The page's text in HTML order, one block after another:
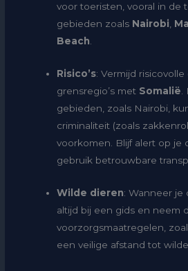
voor toeristen, vooral in de
gebieden zoals Nairobi,
Beach.
Risico’s: Vermijd
grensregio’s met Somalië.
gebieden, zoals Nairobi,
criminaliteit (zoals
voorkomen. Blijf alert op je
gebruik betrouwbare
Wilde dieren: Wanneer je
altijd bij een gids en neem
voorzorgsmaatregelen,
een veilige afstand tot